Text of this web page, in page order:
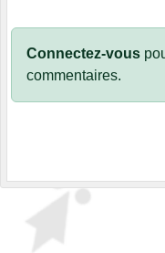
Connectez-vous
commentaires.